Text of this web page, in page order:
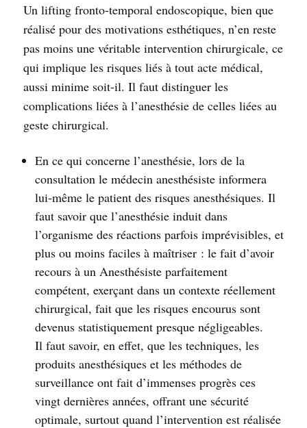
Un lifting fronto-temporal endoscopique, bien que
réalisé pour des motivations esthétiques, n’en reste
pas moins une véritable intervention chirurgicale, ce
qui implique les risques liés à tout acte médical,
aussi minime soit-il. Il faut distinguer les
complications liées à l’anesthésie de celles liées au
geste chirurgical.
En ce qui concerne l’anesthésie, lors de la
consultation le médecin anesthésiste informera
lui-même le patient des risques anesthésiques. Il
faut savoir que l’anesthésie induit dans
l’organisme des réactions parfois imprévisibles, et
plus ou moins faciles à maîtriser : le fait d’avoir
recours à un Anesthésiste parfaitement
compétent, exerçant dans un contexte réellement
chirurgical, fait que les risques encourus sont
devenus statistiquement presque négligeables.
Il faut savoir, en effet, que les techniques, les
produits anesthésiques et les méthodes de
surveillance ont fait d’immenses progrès ces
vingt dernières années, offrant une sécurité
optimale, surtout quand l’intervention est réalisée